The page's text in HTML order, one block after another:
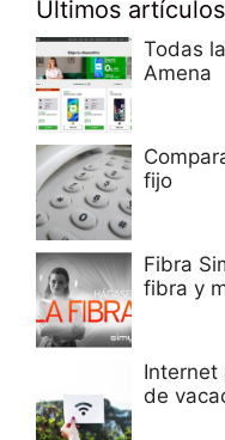
Últimos artículos
Todas
Amena
fijo
Fibra
fibra y
Internet
de